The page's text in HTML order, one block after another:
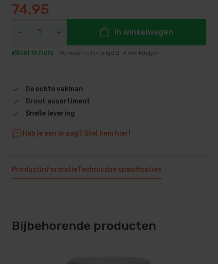
74,95
In winkelwagen
Snel in huis Verwachte levertijd 2–3 werkdagen
De echte vakman
Groot assortiment
Snelle levering
Heb je een vraag? Stel hem hier!
ProductinformatieTechnische specificaties
Bijbehorende producten